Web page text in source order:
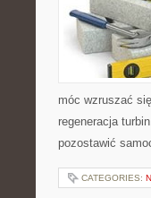
móc wzruszać
regeneracja
pozostawić
CATEGORIES: